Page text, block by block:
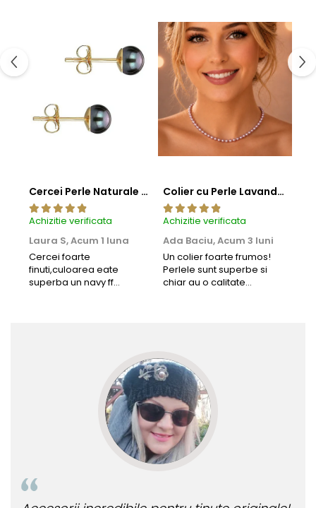
Cercei Perle Naturale Negre 5-6 mm, Buton AAA, Aur 14K (aur 585), Tip Șurub | KASKADDA®
Achizitie verificata
Laura S,Acum 1 luna
Cercei foarte
finuti,culoarea eate
superba un navy ff
Colier cu Perle Lavanda la Baza Gatului, de 4-5 mm, Perle Rare, Calitate AAA+, Aur 14K | KASKADDA®
Achizitie verificata
Ada Baciu,Acum 3 luni
Un colier foarte frumos!
Perlele sunt superbe si
chiar au o calitate